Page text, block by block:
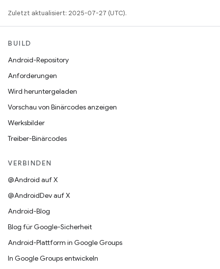
Zuletzt aktualisiert: 2025-07-27 (UTC).
BUILD
Android-Repository
Anforderungen
Wird heruntergeladen
Vorschau von Binärcodes anzeigen
Werksbilder
Treiber-Binärcodes
VERBINDEN
@Android auf X
@AndroidDev auf X
Android-Blog
Blog für Google-Sicherheit
Android-Plattform in Google Groups
In Google Groups entwickeln